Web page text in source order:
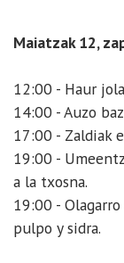
Maiatzak 12,
12:00 - Haur
14:00 - Auzo
17:00 - Zaldiak
19:00 -
a la txosna.
19:00 -
pulpo y sidra.